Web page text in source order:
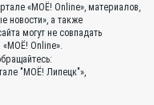
«МОЁ! Online», материалов,
новости», а также
могут не совпадать
«МОЁ! Online».
"МОЁ! Липецк"»,